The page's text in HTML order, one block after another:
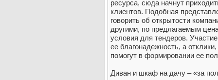
ресурса, сюда начнут
клиентов. Подобная
говорить об открытости
другими, по предлагаемым
условия для тендеров.
ее благонадежность, а
помогут в формировании ее
Диван и шкаф на дачу – «за